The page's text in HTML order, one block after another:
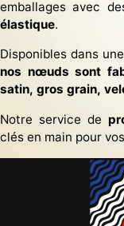
emballages avec
élastique.
Disponibles dans
nos nœuds sont
satin, gros grain,
Notre service de
clés en main pour vos